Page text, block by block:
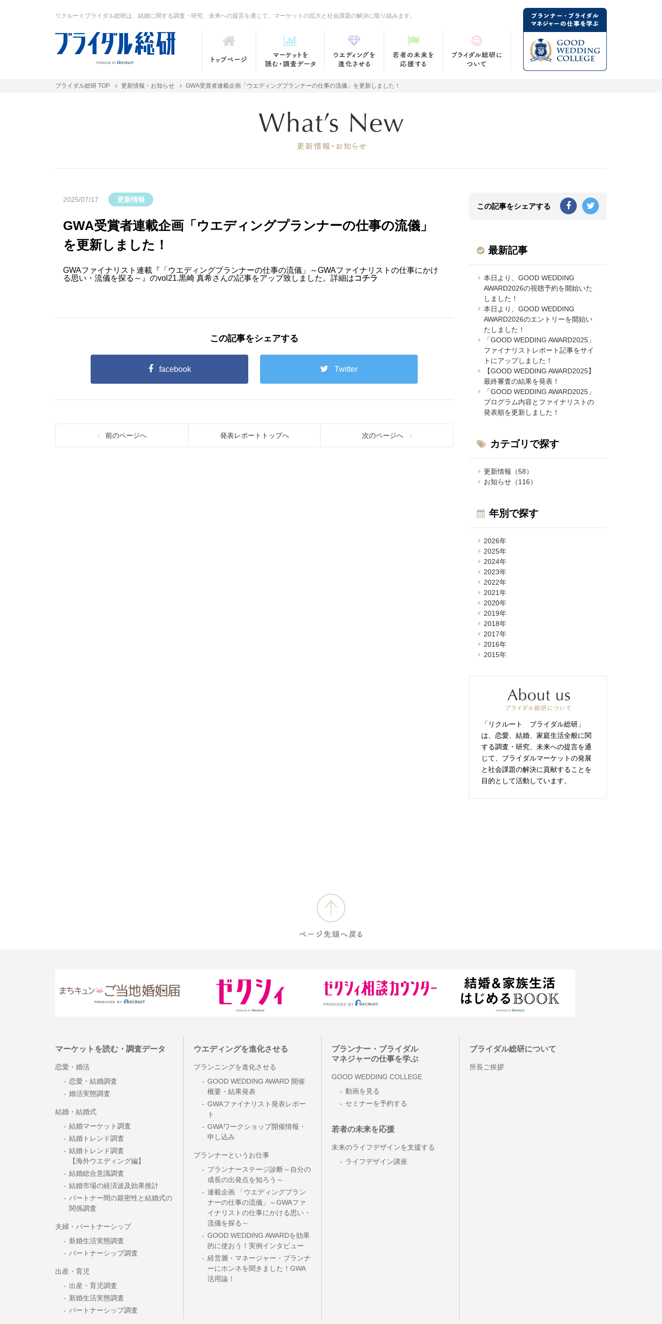
リクルートブライダル総研は、結婚に関する調査・研究、未来への提言を通じて、マーケットの拡大と社会課題の解決に取り組みます。
ブライダル総研 TOP 更新情報・お知らせ GWA受賞者連載企画「ウエディングプランナーの仕事の流儀」を更新しました！
2025/07/17 更新情報
GWA受賞者連載企画「ウエディングプランナーの仕事の流儀」
を更新しました！
GWAファイナリスト連載『「ウエディングプランナーの仕事の流儀」～GWAファイナリストの仕事にかけ
る思い・流儀を探る～』のvol21.黒崎 真希さんの記事をアップ致しました。詳細はコチラ
この記事をシェアする
facebook Twitter
前のページへ 発表レポートトップへ 次のページへ
この記事をシェアする
最新記事
本日より、GOOD WEDDING
AWARD2026の視聴予約を開始いた
しました！
本日より、GOOD WEDDING
AWARD2026のエントリーを開始い
たしました！
「GOOD WEDDING AWARD2025」
ファイナリストレポート記事をサイ
トにアップしました！
【GOOD WEDDING AWARD2025】
最終審査の結果を発表！
「GOOD WEDDING AWARD2025」
プログラム内容とファイナリストの
発表順を更新しました！
カテゴリで探す
更新情報（58）
お知らせ（116）
年別で探す
2026年
2025年
2024年
2023年
2022年
2021年
2020年
2019年
2018年
2017年
2016年
2015年
「リクルート ブライダル総研」
は、恋愛、結婚、家庭生活全般に関
する調査・研究、未来への提言を通
じて、ブライダルマーケットの発展
と社会課題の解決に貢献することを
目的として活動しています。
マーケットを読む・調査データ
恋愛・婚活
恋愛・結婚調査
婚活実態調査
結婚・結婚式
結婚マーケット調査
結婚トレンド調査
結婚トレンド調査
【海外ウエディング編】
結婚総合意識調査
結婚市場の経済波及効果推計
パートナー間の親密性と結婚式の
関係調査
夫婦・パートナーシップ
新婚生活実態調査
パートナーシップ調査
出産・育児
出産・育児調査
新婚生活実態調査
パートナーシップ調査
ウエディングを進化させる
プランニングを進化させる
GOOD WEDDING AWARD 開催
概要・結果発表
GWAファイナリスト発表レポー
ト
GWAワークショップ開催情報・
申し込み
プランナーというお仕事
プランナーステージ診断～自分の
成長の出発点を知ろう～
連載企画 「ウエディングプラン
ナーの仕事の流儀」～GWAファ
イナリストの仕事にかける思い・
流儀を探る～
GOOD WEDDING AWARDを効果
的に使おう！実例インタビュー
経営層・マネージャー・プランナ
ーにホンネを聞きました！GWA
活用論！
プランナー・ブライダル
マネジャーの仕事を学ぶ
GOOD WEDDING COLLEGE
動画を見る
セミナーを予約する
若者の未来を応援
未来のライフデザインを支援する
ライフデザイン講座
ブライダル総研について
所長ご挨拶